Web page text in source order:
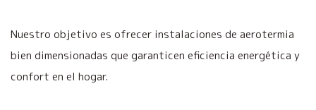
Nuestro objetivo es ofrecer instalaciones de aerotermia
bien dimensionadas que garanticen eficiencia energética y
confort en el hogar.